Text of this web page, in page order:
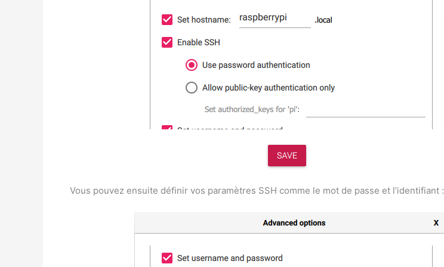
Vous pouvez ensuite définir vos paramètres SSH comme le mot de passe et l’identifiant :